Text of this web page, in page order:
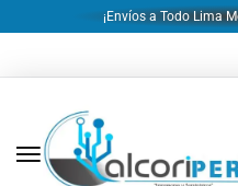
¡Envíos a Todo Lima